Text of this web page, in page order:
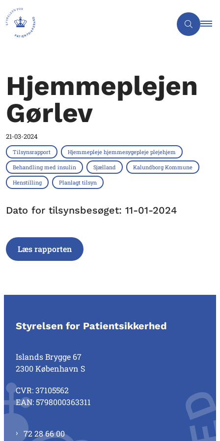
Hjemmeplejen
Gørlev
21-03-2024
Tilsynsrapport Hjemmepleje hjemmesygepleje plejehjem
Behandling med insulin Sjælland Kalundborg Kommune
Henstilling Planlagt tilsyn
Dato for tilsynsbesøget: 11-01-2024
Læs rapporten
Styrelsen for Patientsikkerhed
Islands Brygge 67
2300 København S
CVR: 37105562
EAN: 5798000363311
72 28 66 00